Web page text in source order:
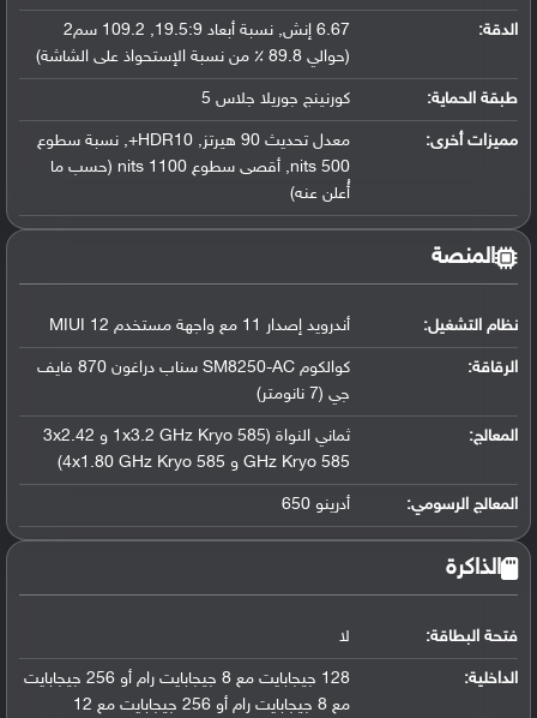
الدقة:
6.67 إنش, نسبة أبعاد 19.5:9, 109.2 سم2
(حوالي 89.8 ٪ من نسبة الإستحواذ على الشاشة)
طبقة الحماية: كورنينج جوريلا جلاس 5
مميزات أخرى:
معدل تحديث 90 هيرتز, HDR10+, نسبة سطوع
500 nits, أقصى سطوع 1100 nits (حسب ما
أُعلن عنه)
المنصة
نظام التشغيل: أندرويد إصدار 11 مع واجهة مستخدم MIUI 12
الرقاقة:
كوالكوم SM8250-AC سناب دراغون 870 فايف
جي (7 نانومتر)
المعالج:
ثماني النواة (1x3.2 GHz Kryo 585 و 3x2.42
GHz Kryo 585 و 4x1.80 GHz Kryo 585)
المعالج الرسومي: أدرينو 650
الذاكرة
فتحة البطاقة: لا
الداخلية:
128 جيجابايت مع 8 جيجابايت رام أو 256 جيجابايت
مع 8 جيجابايت رام أو 256 جيجابايت مع 12